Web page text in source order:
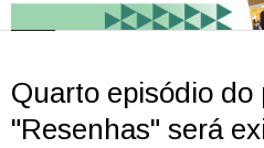
Quarto episódio do
"Resenhas" será